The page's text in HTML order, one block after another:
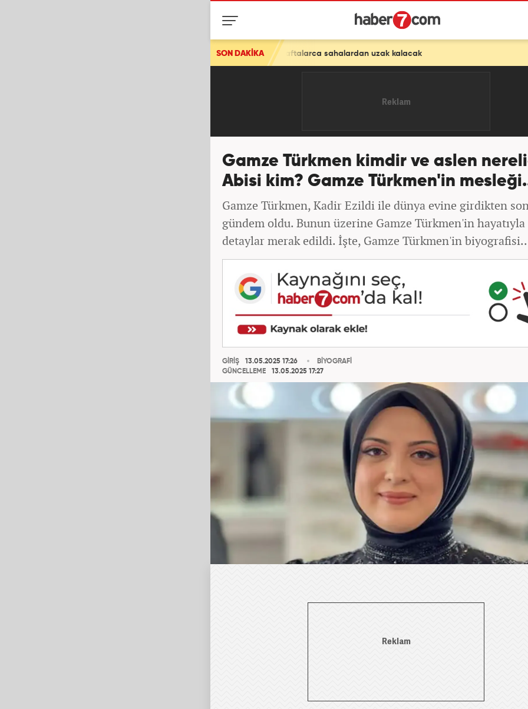
SON DAKİKA
Sturm Graz maçında sakatlanmıştı! Oosterwolde haftalarca sahalardan uzak kalacak
Gamze Türkmen kimdir ve aslen
Abisi kim? Gamze Türkmen'in
Gamze Türkmen, Kadir Ezildi ile dünya evine girdikten
gündem oldu. Bunun üzerine Gamze Türkmen'in
detaylar merak edildi. İşte, Gamze Türkmen'in
GİRİŞ
13.05.2025 17:26
GÜNCELLEME
13.05.2025 17:27
BİYOGRAFİ